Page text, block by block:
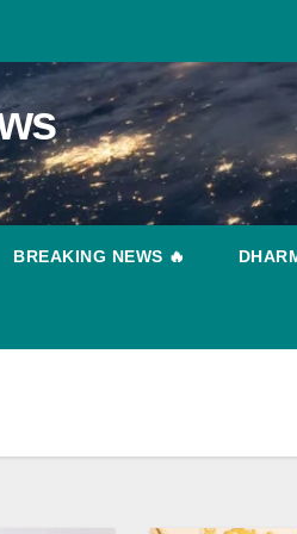
BREAKING NEWS 🔥